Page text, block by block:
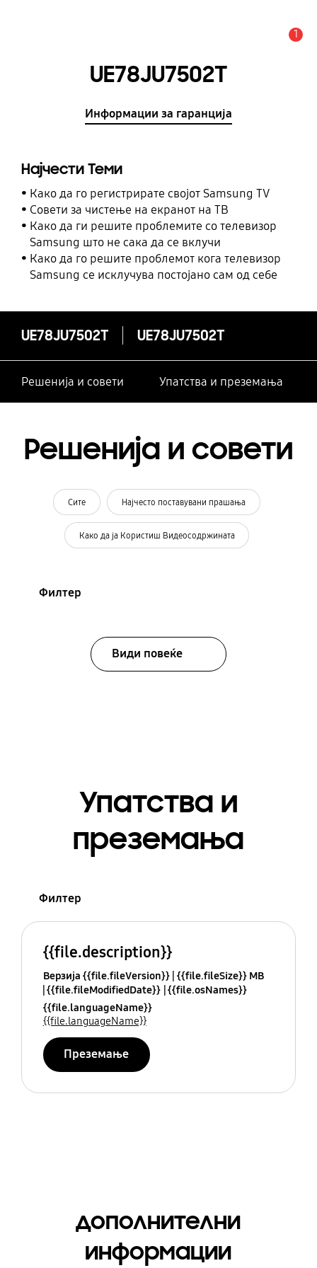
1
UE78JU7502T
Информации за гаранција
Најчести Теми
Како да го регистрирате својот Samsung TV
Совети за чистење на екранот на ТВ
Како да ги решите проблемите со телевизор
Samsung што не сака да се вклучи
Како да го решите проблемот кога телевизор
Samsung се исклучува постојано сам од себе
UE78JU7502T UE78JU7502T
Решенија и совети Упатства и преземања
Решенија и совети
Сите Најчесто поставувани прашања
Како да ја Користиш Видеосодржината
Филтер
Види повеќе
Упатства и
преземања
Филтер
{{file.description}}
Верзија {{file.fileVersion}} {{file.fileSize}} MB
{{file.fileModifiedDate}} {{file.osNames}}
{{file.languageName}}
{{file.languageName}}
Преземање
дополнителни
информации